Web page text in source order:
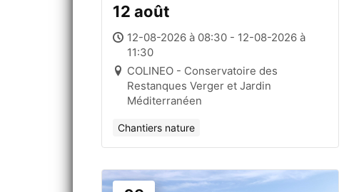
12 août
12-08-2026 à 08:30 - 12-08-2026 à
11:30
COLINEO - Conservatoire des
Restanques Verger et Jardin
Méditerranéen
Chantiers nature